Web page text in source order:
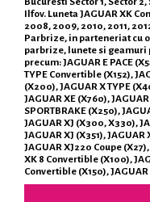
Ilfov. Luneta JAGUAR XK
2008, 2009, 2010, 2011,
Parbrize, in parteneriat cu
parbrize, lunete si geamuri
precum: JAGUAR E PACE
TYPE Convertible (X152),
(X200), JAGUAR X TYPE
JAGUAR XE (X760),
SPORTBRAKE (X250),
JAGUAR XJ (X300, X330),
JAGUAR XJ (X351), JAGUAR
JAGUAR XJ220 Coupe
XK 8 Convertible (X100),
Convertible (X150), JAGUAR